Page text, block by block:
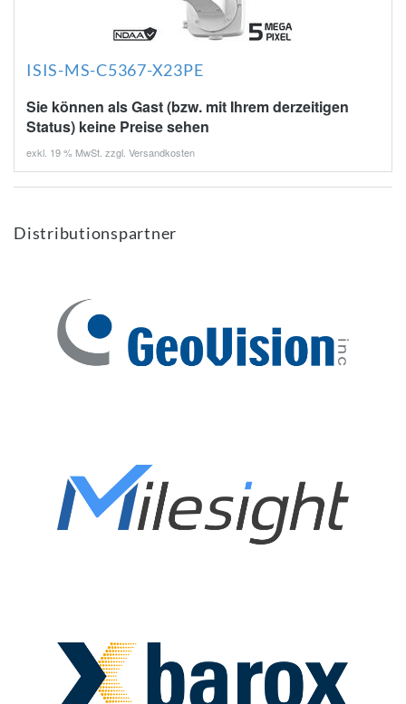
ISIS-MS-C5367-X23PE
Sie können als Gast (bzw. mit Ihrem derzeitigen
Status) keine Preise sehen
exkl. 19 % MwSt. zzgl. Versandkosten
Distributionspartner